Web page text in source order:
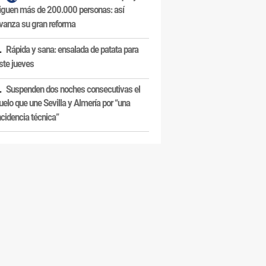
más de 200.000 personas: así
su gran reforma
Rápida y sana: ensalada de patata para
jueves
Suspenden dos noches consecutivas el
que une Sevilla y Almería por “una
técnica”